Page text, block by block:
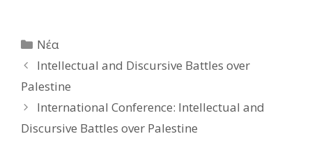
Κατηγορίες
Νέα
Intellectual and Discursive Battles over
Palestine
International Conference: Intellectual and
Discursive Battles over Palestine